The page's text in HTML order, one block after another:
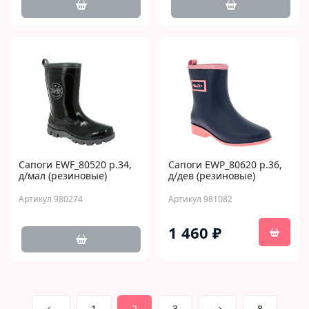
Сапоги EWF_80520 р.34,
д/мал (резиновые)
Артикул 980274
Сапоги EWP_80620 р.36,
д/дев (резиновые)
Артикул 981082
1 460 ₽